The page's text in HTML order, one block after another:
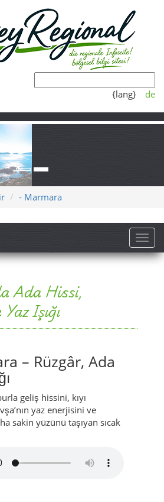
{lang} de
- Marmara
Ada Hissi,
Işığı
– Rüzgâr, Ada
geliş hissini, kıyı
yaz enerjisini ve
sakin yüzünü taşıyan sıcak